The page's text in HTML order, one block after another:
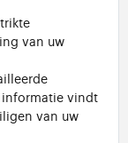
van uw
informatie vindt
van uw